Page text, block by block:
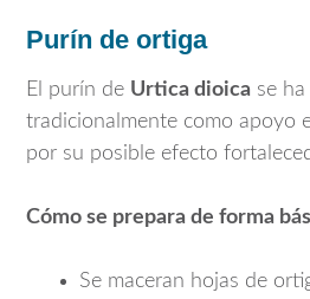
Purín de ortiga
El purín de Urtica dioica se
tradicionalmente como apoyo
por su posible efecto
Cómo se prepara de forma
Se maceran hojas de